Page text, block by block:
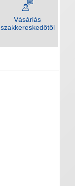
Vásárlás
szakkereskedőtől